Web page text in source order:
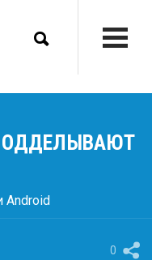
Android
0